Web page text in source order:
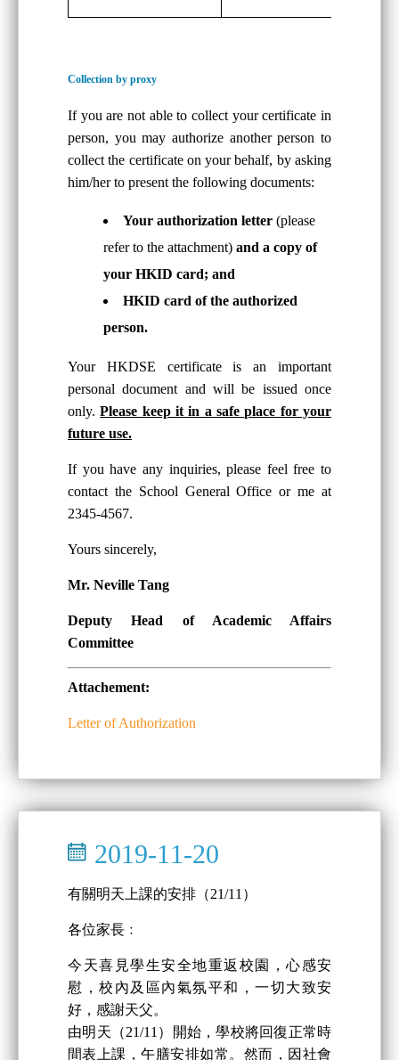
Collection by proxy
If you are not able to collect your certificate in
person, you may authorize another person to
collect the certificate on your behalf, by asking
him/her to present the following documents:
Your authorization letter (please
refer to the attachment) and a copy of
your HKID card; and
HKID card of the authorized
person.
Your HKDSE certificate is an important
personal document and will be issued once
only.Please keep it in a safe place for your
future use.
If you have any inquiries, please feel free to
contact the School General Office or me at
2345-4567.
Yours sincerely,
Mr. Neville Tang
Deputy Head of Academic Affairs
Committee
Attachement:
Letter of Authorization
2019-11-20
有關明天上課的安排（21/11）
各位家長﹕
今天喜見學生安全地重返校園，心感安
慰，校內及區內氣氛平和，一切大致安
好，感謝天父。
由明天（21/11）開始，學校將回復正常時
間表上課，午膳安排如常。然而，因社會